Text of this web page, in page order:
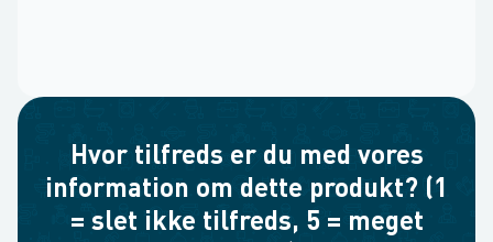
Hvor tilfreds er du med vores
information om dette produkt? (1
= slet ikke tilfreds, 5 = meget